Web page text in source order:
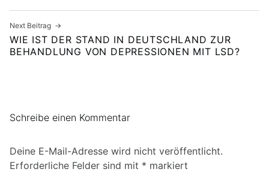
Next Beitrag
WIE IST DER STAND IN DEUTSCHLAND ZUR
BEHANDLUNG VON DEPRESSIONEN MIT LSD?
Schreibe einen Kommentar
Deine E-Mail-Adresse wird nicht veröffentlicht.
Erforderliche Felder sind mit * markiert